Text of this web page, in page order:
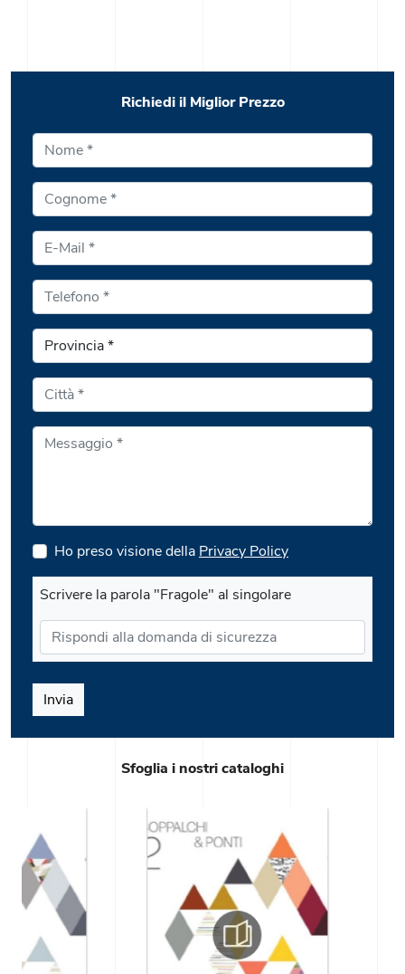
Sfoglia i nostri cataloghi
Richiedi il Miglior Prezzo
Ho preso visione della Privacy Policy
Scrivere la parola "Fragole" al singolare
Invia